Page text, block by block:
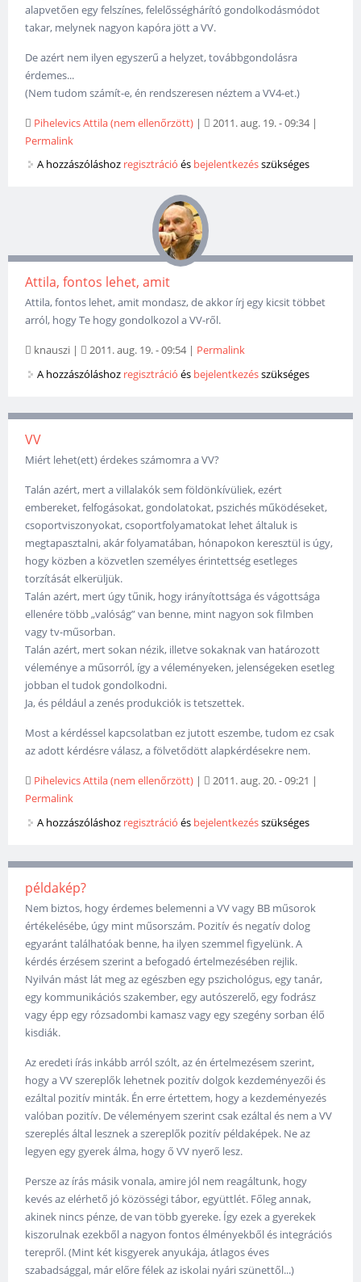
alapvetően egy felszínes, felelősséghárító gondolkodásmódot
takar, melynek nagyon kapóra jött a VV.
De azért nem ilyen egyszerű a helyzet, továbbgondolásra
érdemes...
(Nem tudom számít-e, én rendszeresen néztem a VV4-et.)
Pihelevics Attila (nem ellenőrzött) | 2011. aug. 19. - 09:34|
Permalink
A hozzászóláshoz regisztráció és bejelentkezésszükséges
Attila, fontos lehet, amit
Attila, fontos lehet, amit mondasz, de akkor írj egy kicsit többet
arról, hogy Te hogy gondolkozol a VV-ről.
knauszi | 2011. aug. 19. - 09:54| Permalink
A hozzászóláshoz regisztráció és bejelentkezésszükséges
VV
Miért lehet(ett) érdekes számomra a VV?
Talán azért, mert a villalakók sem földönkívüliek, ezért
embereket, felfogásokat, gondolatokat, pszichés működéseket,
csoportviszonyokat, csoportfolyamatokat lehet általuk is
megtapasztalni, akár folyamatában, hónapokon keresztül is úgy,
hogy közben a közvetlen személyes érintettség esetleges
torzítását elkerüljük.
Talán azért, mert úgy tűnik, hogy irányítottsága és vágottsága
ellenére több „valóság” van benne, mint nagyon sok filmben
vagy tv-műsorban.
Talán azért, mert sokan nézik, illetve sokaknak van határozott
véleménye a műsorról, így a véleményeken, jelenségeken esetleg
jobban el tudok gondolkodni.
Ja, és például a zenés produkciók is tetszettek.
Most a kérdéssel kapcsolatban ez jutott eszembe, tudom ez csak
az adott kérdésre válasz, a fölvetődött alapkérdésekre nem.
Pihelevics Attila (nem ellenőrzött) | 2011. aug. 20. - 09:21 |
Permalink
A hozzászóláshoz regisztráció és bejelentkezésszükséges
példakép?
Nem biztos, hogy érdemes belemenni a VV vagy BB műsorok
értékelésébe, úgy mint műsorszám. Pozitív és negatív dolog
egyaránt találhatóak benne, ha ilyen szemmel figyelünk. A
kérdés érzésem szerint a befogadó értelmezésében rejlik.
Nyilván mást lát meg az egészben egy pszichológus, egy tanár,
egy kommunikációs szakember, egy autószerelő, egy fodrász
vagy épp egy rózsadombi kamasz vagy egy szegény sorban élő
kisdiák.
Az eredeti írás inkább arról szólt, az én értelmezésem szerint,
hogy a VV szereplők lehetnek pozitív dolgok kezdeményezői és
ezáltal pozitív minták. Én erre értettem, hogy a kezdeményezés
valóban pozitív. De véleményem szerint csak ezáltal és nem a VV
szereplés által lesznek a szereplők pozitív példaképek. Ne az
legyen egy gyerek álma, hogy ő VV nyerő lesz.
Persze az írás másik vonala, amire jól nem reagáltunk, hogy
kevés az elérhető jó közösségi tábor, együttlét. Főleg annak,
akinek nincs pénze, de van több gyereke. Így ezek a gyerekek
kiszorulnak ezekből a nagyon fontos élményekből és integrációs
terepről. (Mint két kisgyerek anyukája, átlagos éves
szabadsággal, már előre félek az iskolai nyári szünettől...)